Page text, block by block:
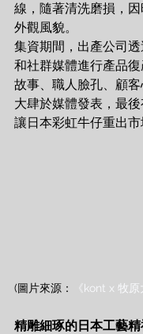
線，隨著清洗磨損，
外觀風貌。
集資期間，出產公司
和社群媒體進行產品
故事、職人臉孔、顧
大肆於媒體發表，最後
讓日本彩虹牛仔重出市
(圖片來源： 《kont x 牧
精雕細琢的日本工藝